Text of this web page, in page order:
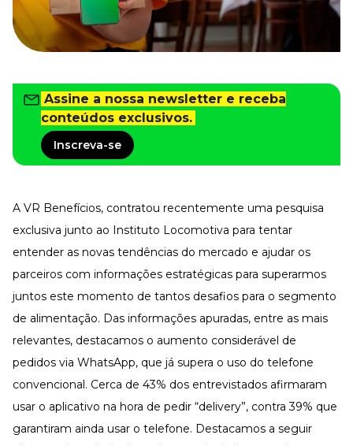
Cursos
Cursos
Todos os Cursos
Explore o nosso acervo
Departamento Pessoal
Para simplificar os processos
Gestão de Empresas e Negócios
Gestão de Pessoas e Liderança
Capacitação com especialistas
Recursos Humanos
Fortaleça a cultura organizacional
Treinamento de Produto
Desenvolva a sua equipe
Materiais Gratuitos
Todos os Materiais Gratuitos
Assine a nossa newsletter e receba
conteúdos exclusivos.
Inscreva-se
A VR Benefícios, contratou recentemente uma pesquisa
exclusiva junto ao Instituto Locomotiva para tentar
entender as novas tendências do mercado e ajudar os
parceiros com informações estratégicas para superarmos
juntos este momento de tantos desafios para o segmento
de alimentação. Das informações apuradas, entre as mais
relevantes, destacamos o aumento considerável de
pedidos via WhatsApp, que já supera o uso do telefone
convencional. Cerca de 43% dos entrevistados afirmaram
usar o aplicativo na hora de pedir “delivery”, contra 39% que
garantiram ainda usar o telefone. Destacamos a seguir